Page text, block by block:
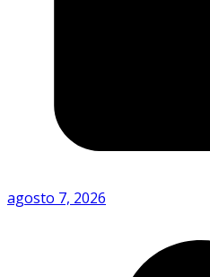
agosto 7, 2026